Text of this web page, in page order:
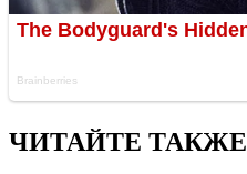
ЧИТАЙТЕ ТАКЖЕ